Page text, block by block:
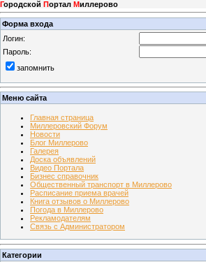
Городской Портал Миллерово
Форма входа
Логин:
Пароль:
запомнить
Меню сайта
Главная страница
Миллеровский Форум
Новости
Блог Миллерово
Галерея
Доска объявлений
Видео Портала
Бизнес справочник
Общественный транспорт в Миллерово
Расписание приема врачей
Книга отзывов о Миллерово
Погода в Миллерово
Рекламодателям
Связь с Администратором
Категории